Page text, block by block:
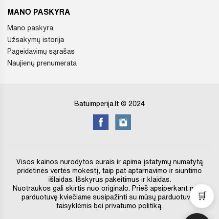
MANO PASKYRA
Mano paskyra
Užsakymų istorija
Pageidavimų sąrašas
Naujienų prenumerata
Batuimperija.lt © 2024
Visos kainos nurodytos eurais ir apima įstatymų numatytą
pridėtinės vertės mokestį, taip pat aptarnavimo ir siuntimo
išlaidas. Išskyrus pakeitimus ir klaidas.
Nuotraukos gali skirtis nuo originalo. Prieš apsiperkant mūsų
parduotuvę kviečiame susipažinti su mūsų parduotuvės
taisyklėmis bei privatumo politiką.
🛒